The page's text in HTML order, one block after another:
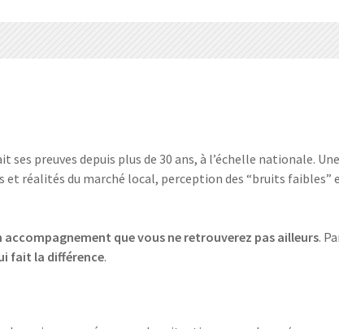
ses preuves depuis plus de 30 ans, à l’échelle nationale.
réalités du marché local, perception des “bruits faibles”
accompagnement que vous ne retrouverez pas ailleurs.
fait la différence.